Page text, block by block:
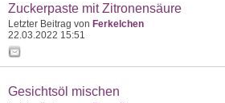
Zuckerpaste mit Zitronensäure
Letzter Beitrag von Ferkelchen
22.03.2022 15:51
Gesichtsöl mischen